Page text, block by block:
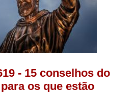
- 15 conselhos do
os que estão